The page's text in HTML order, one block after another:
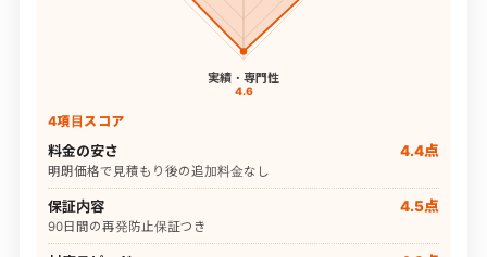
実績・専門性
4.6
4項目スコア
料金の安さ 4.4点
明朗価格で見積もり後の追加料金なし
保証内容 4.5点
90日間の再発防止保証つき